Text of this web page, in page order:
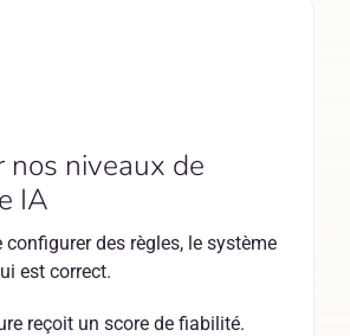
nos niveaux de
IA
configurer des règles, le système
est correct.
reçoit un score de fiabilité.